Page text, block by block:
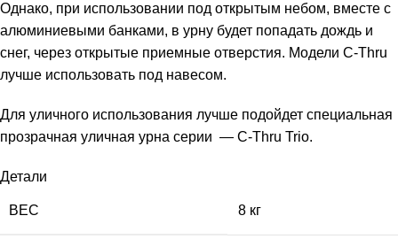
Однако, при использовании под открытым небом, вместе с
алюминиевыми банками, в урну будет попадать дождь и
снег, через открытые приемные отверстия. Модели C-Thru
лучше использовать под навесом.
Для уличного использования лучше подойдет специальная
прозрачная уличная урна серии — C-Thru Trio.
Детали
ВЕС 8 кг